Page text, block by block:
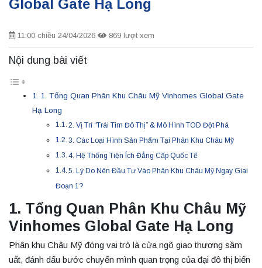
Global Gate Hạ Long
11:00 chiều 24/04/2026 869 lượt xem
Nội dung bài viết
1. Tổng Quan Phân Khu Châu Mỹ Vinhomes Global Gate
Hạ Long
2. Vị Trí “Trái Tim Đô Thị” & Mô Hình TOD Đột Phá
3. Các Loại Hình Sản Phẩm Tại Phân Khu Châu Mỹ
4. Hệ Thống Tiện Ích Đẳng Cấp Quốc Tế
5. Lý Do Nên Đầu Tư Vào Phân Khu Châu Mỹ Ngay Giai
Đoạn 1?
1. Tổng Quan Phân Khu Châu Mỹ
Vinhomes Global Gate Hạ Long
Phân khu Châu Mỹ đóng vai trò là cửa ngõ giao thương sầm
uất, đánh dấu bước chuyển mình quan trọng của đại đô thị biển